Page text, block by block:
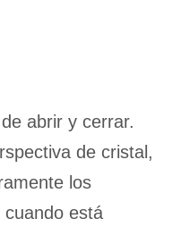
abrir y cerrar.
de cristal,
los
cuando está